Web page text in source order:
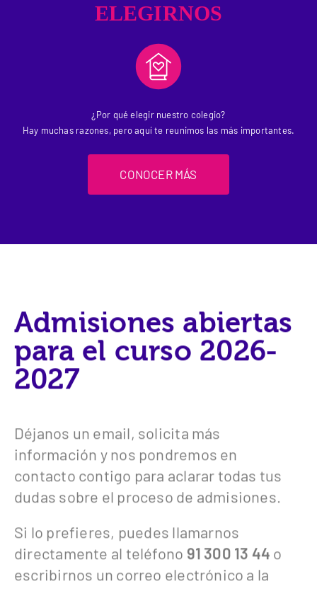
ELEGIRNOS
¿Por qué elegir nuestro colegio?
Hay muchas razones, pero aquí te reunimos las más importantes.
CONOCER MÁS
Admisiones abiertas
para el curso 2026-
2027
Déjanos un email, solicita más
información y nos pondremos en
contacto contigo para aclarar todas tus
dudas sobre el proceso de admisiones.
Si lo prefieres, puedes llamarnos
directamente al teléfono 91 300 13 44 o
escribirnos un correo electrónico a la